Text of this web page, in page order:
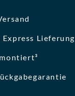
Lieferung